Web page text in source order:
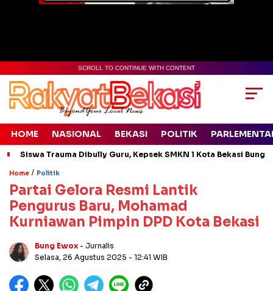
SCROLL TO CONTINUE WITH CONTENT
HOME NASIONAL BEKASI POLITIK
Siswa Trauma Dibully Guru, Kepsek SMKN 1 Kota Bekasi
Home / Politik
Partai Gelora Resmi Lantik
Pengurus Baru, Mohamad
Kurniawan Pimpin DPD Kota Bekasi
Bung Ewox - Jurnalis
Selasa, 26 Agustus 2025 - 12:41 WIB